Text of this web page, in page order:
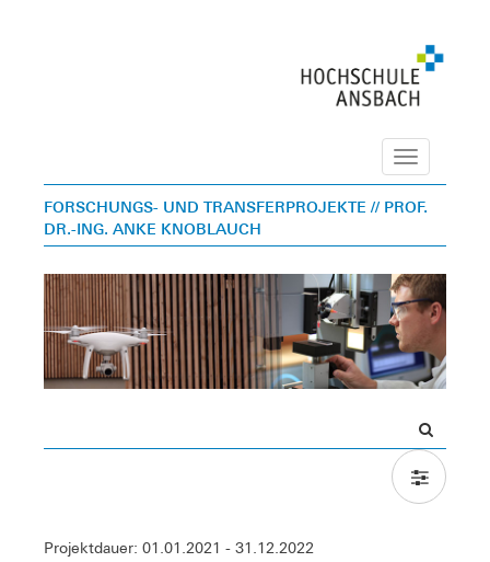
Navigation
FORSCHUNGS- UND TRANSFERPROJEKTE // PROF.
DR.-ING. ANKE KNOBLAUCH
Projektdauer: 01.01.2021 - 31.12.2022